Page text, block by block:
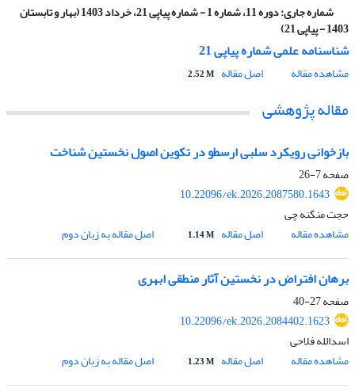
شماره جاری: دوره 11، شماره 1 - شماره پیاپی 21، خرداد 1403 (بهار و تابستان
1403 - پیاپی 21)
شناسنامه علمی شماره پیاپی 21
مشاهده مقاله اصل مقاله 2.52 M
مقاله پژوهشی
بازخوانی رویکرد سلبی ارسطو در تکوین اصول نخستین شناخت
صفحه7-26
10.22096/ek.2026.2087580.1643
حجت منگنه چی
مشاهده مقاله
اصل مقاله 1.14 M اصل مقاله به زبان دوم
برهان افتراض در نخستین آثار منطقی ابهری
صفحه27-40
10.22096/ek.2026.2084402.1623
اسدالله فلاحی
مشاهده مقاله
اصل مقاله 1.23 M اصل مقاله به زبان دوم